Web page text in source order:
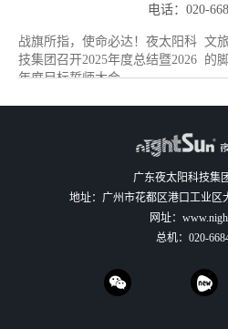
电话：020-
战旗所指，使命必达！夜太阳科
技集团召开2025年度总结暨2026
年度目标誓师大会
文
的
广东夜太阳科技集
地址：广州市花都区港口工业区
网址：
总机： 020-